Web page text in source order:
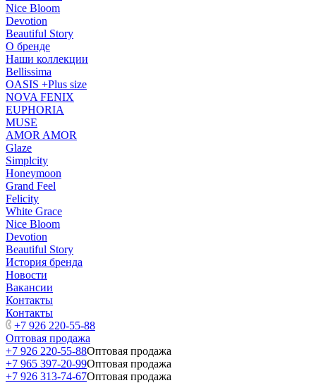
Nice Bloom
Devotion
Beautiful Story
О бренде
Наши коллекции
Bellissima
OASIS +Plus size
NOVA FENIX
EUPHORIA
MUSE
AMOR AMOR
Glaze
Simplcity
Honeymoon
Grand Feel
Felicity
White Grace
Nice Bloom
Devotion
Beautiful Story
История бренда
Новости
Вакансии
Контакты
Контакты
+7 926 220-55-88
Оптовая продажа
+7 926 220-55-88Оптовая продажа
+7 965 397-20-99Оптовая продажа
+7 926 313-74-67Оптовая продажа